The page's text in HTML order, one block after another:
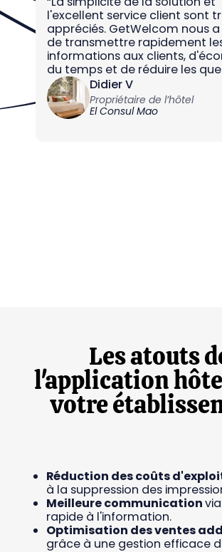
l'excellent service client sont
appréciés. GetWelcom nous
de transmettre rapidement
informations aux clients,
du temps et de réduire les
Didier V
Propriétaire de l’hôtel
El Consul Mao
Les atouts
l'application
votre
Réduction des coûts
à la suppression des
Meilleure communication
rapide à l'information.
Optimisation des ventes
grâce à une gestion efficace